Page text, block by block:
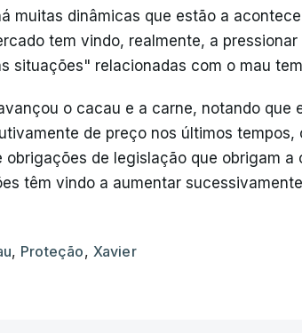
muitas dinâmicas que estão a
tem vindo, realmente, a
situações" relacionadas com o mau
o cacau e a carne, notando que
de preço nos últimos tempos,
obrigações de legislação que obrigam
têm vindo a aumentar
, Proteção, Xavier